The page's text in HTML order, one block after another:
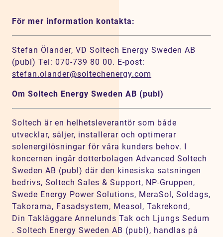
För mer information kontakta:
Stefan Ölander, VD Soltech Energy Sweden AB
(publ) Tel: 070-739 80 00. E-post:
stefan.olander@soltechenergy.com
Om Soltech Energy Sweden AB (publ)
Soltech är en helhetsleverantör som både
utvecklar, säljer, installerar och optimerar
solenergilösningar för våra kunders behov. I
koncernen ingår dotterbolagen Advanced Soltech
Sweden AB (publ) där den kinesiska satsningen
bedrivs, Soltech Sales & Support, NP-Gruppen,
Swede Energy Power Solutions, MeraSol, Soldags,
Takorama, Fasadsystem, Measol, Takrekond,
Din Takläggare Annelunds Tak och Ljungs Sedum
. Soltech Energy Sweden AB (publ), handlas på